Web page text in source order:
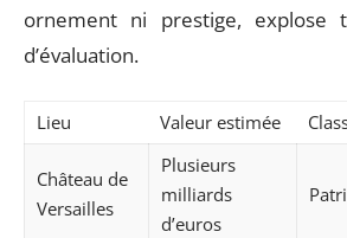
ornement ni prestige, explose
d’évaluation.
Lieu Valeur estimée
Château de
Versailles
Plusieurs
milliards
d’euros